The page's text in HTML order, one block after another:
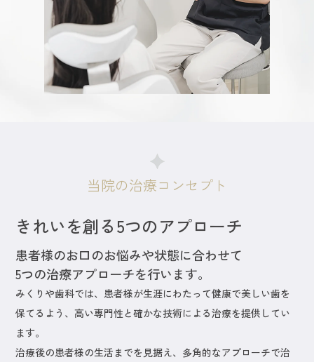
当院の治療コンセプト
きれいを創る5つのアプローチ
患者様のお口のお悩みや状態に合わせて
5つの治療アプローチを行います。
みくりや歯科では、患者様が生涯にわたって健康で美しい歯を
保てるよう、高い専門性と確かな技術による治療を提供してい
ます。
治療後の患者様の生活までを見据え、多角的なアプローチで治